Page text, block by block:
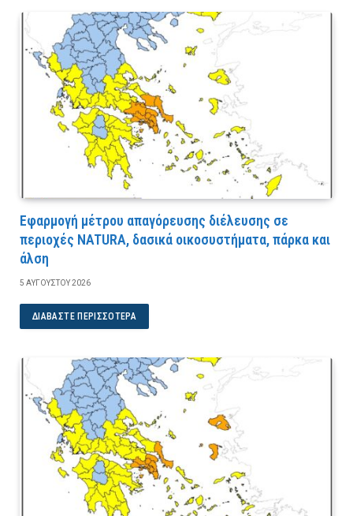
Εφαρμογή μέτρου απαγόρευσης διέλευσης σε
περιοχές NATURA, δασικά οικοσυστήματα, πάρκα και
άλση
5 ΑΥΓΟΎΣΤΟΥ 2026
ΔΙΑΒΆΣΤΕ ΠΕΡΙΣΣΌΤΕΡΑ